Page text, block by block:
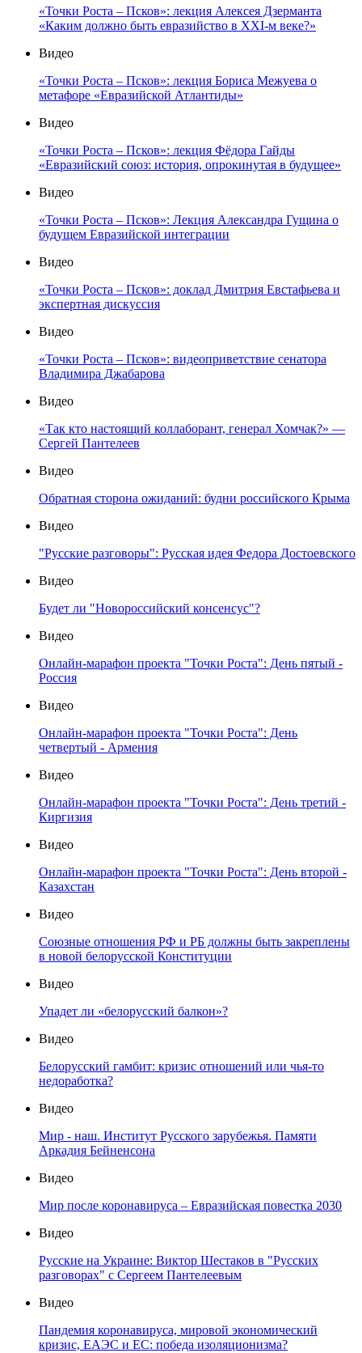
«Точки Роста – Псков»: лекция Алексея Дзерманта
«Каким должно быть евразийство в XXI-м веке?»
Видео
«Точки Роста – Псков»: лекция Бориса Межуева о
метафоре «Евразийской Атлантиды»
Видео
«Точки Роста – Псков»: лекция Фёдора Гайды
«Евразийский союз: история, опрокинутая в будущее»
Видео
«Точки Роста – Псков»: Лекция Александра Гущина о
будущем Евразийской интеграции
Видео
«Точки Роста – Псков»: доклад Дмитрия Евстафьева и
экспертная дискуссия
Видео
«Точки Роста – Псков»: видеоприветствие сенатора
Владимира Джабарова
Видео
«Так кто настоящий коллаборант, генерал Хомчак?» —
Сергей Пантелеев
Видео
Обратная сторона ожиданий: будни российского Крыма
Видео
"Русские разговоры": Русская идея Федора Достоевского
Видео
Будет ли "Новороссийский консенсус"?
Видео
Онлайн-марафон проекта "Точки Роста": День пятый -
Россия
Видео
Онлайн-марафон проекта "Точки Роста": День
четвертый - Армения
Видео
Онлайн-марафон проекта "Точки Роста": День третий -
Киргизия
Видео
Онлайн-марафон проекта "Точки Роста": День второй -
Казахстан
Видео
Союзные отношения РФ и РБ должны быть закреплены
в новой белорусской Конституции
Видео
Упадет ли «белорусский балкон»?
Видео
Белорусский гамбит: кризис отношений или чья-то
недоработка?
Видео
Мир - наш. Институт Русского зарубежья. Памяти
Аркадия Бейненсона
Видео
Мир после коронавируса – Евразийская повестка 2030
Видео
Русские на Украине: Виктор Шестаков в "Русских
разговорах" с Сергеем Пантелеевым
Видео
Пандемия коронавируса, мировой экономический
кризис, ЕАЭС и ЕС: победа изоляционизма?